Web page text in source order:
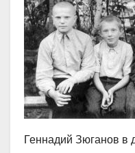
Геннадий Зюганов в